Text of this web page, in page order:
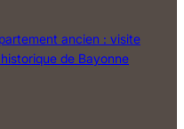
ancien : visite
de Bayonne